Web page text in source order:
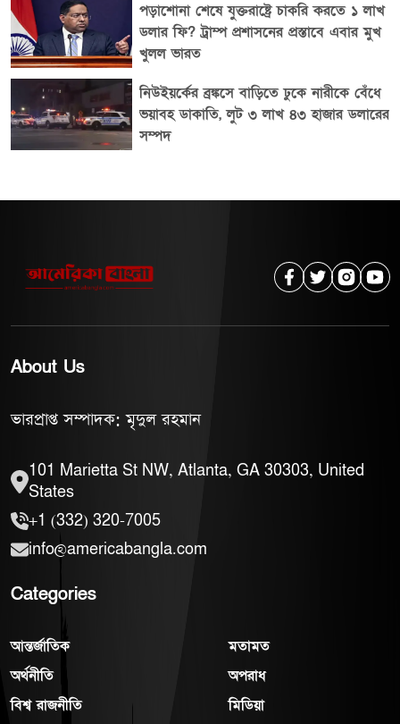
পড়াশোনা শেষে যুক্তরাষ্ট্রে চাকরি করতে ১ লাখ
ডলার ফি? ট্রাম্প প্রশাসনের প্রস্তাবে এবার মুখ
খুলল ভারত
নিউইয়র্কের ব্রঙ্কসে বাড়িতে ঢুকে নারীকে বেঁধে
ভয়াবহ ডাকাতি, লুট ৩ লাখ ৪৩ হাজার ডলারের
সম্পদ
About Us
ভারপ্রাপ্ত সম্পাদক: মৃদুল রহমান
101 Marietta St NW, Atlanta, GA 30303, United
States
+1 (332) 320-7005
info@americabangla.com
Categories
আন্তর্জাতিক
অর্থনীতি
বিশ্ব রাজনীতি
মতামত
অপরাধ
মিডিয়া